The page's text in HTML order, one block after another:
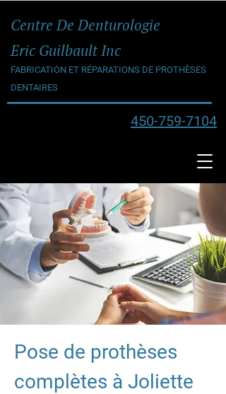
Centre De Denturologie
Eric Guilbault Inc
FABRICATION ET RÉPARATIONS DE PROTHÈSES
DENTAIRES
450-759-7104
Pose de prothèses
complètes à Joliette